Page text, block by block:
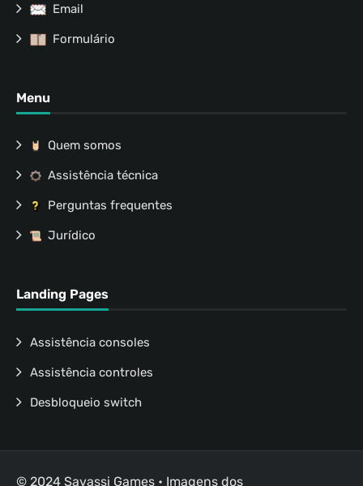
Email
Formulário
Menu
Quem somos
Assistência técnica
Perguntas frequentes
Jurídico
Landing Pages
Assistência consoles
Assistência controles
Desbloqueio switch
© 2024 Savassi Games • Imagens dos